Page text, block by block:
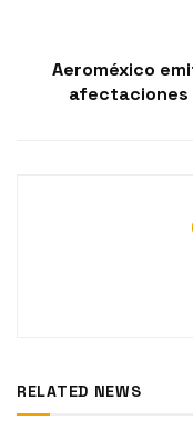
Aeroméxico
afectaciones
RELATED NEWS